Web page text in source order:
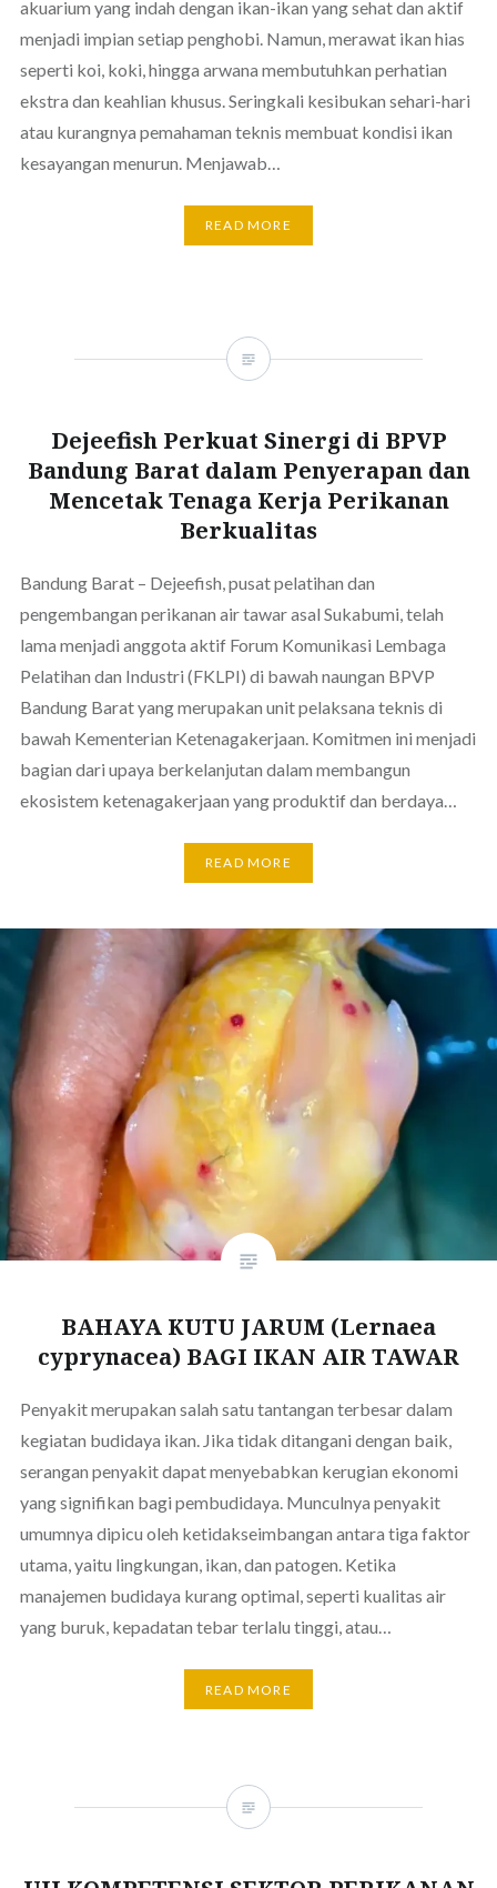
akuarium yang indah dengan ikan-ikan yang sehat dan aktif
menjadi impian setiap penghobi. Namun, merawat ikan hias
seperti koi, koki, hingga arwana membutuhkan perhatian
ekstra dan keahlian khusus. Seringkali kesibukan sehari-hari
atau kurangnya pemahaman teknis membuat kondisi ikan
kesayangan menurun. Menjawab…
READ MORE
Dejeefish Perkuat Sinergi di BPVP
Bandung Barat dalam Penyerapan dan
Mencetak Tenaga Kerja Perikanan
Berkualitas
Bandung Barat – Dejeefish, pusat pelatihan dan
pengembangan perikanan air tawar asal Sukabumi, telah
lama menjadi anggota aktif Forum Komunikasi Lembaga
Pelatihan dan Industri (FKLPI) di bawah naungan BPVP
Bandung Barat yang merupakan unit pelaksana teknis di
bawah Kementerian Ketenagakerjaan. Komitmen ini menjadi
bagian dari upaya berkelanjutan dalam membangun
ekosistem ketenagakerjaan yang produktif dan berdaya…
READ MORE
BAHAYA KUTU JARUM (Lernaea
cyprynacea) BAGI IKAN AIR TAWAR
Penyakit merupakan salah satu tantangan terbesar dalam
kegiatan budidaya ikan. Jika tidak ditangani dengan baik,
serangan penyakit dapat menyebabkan kerugian ekonomi
yang signifikan bagi pembudidaya. Munculnya penyakit
umumnya dipicu oleh ketidakseimbangan antara tiga faktor
utama, yaitu lingkungan, ikan, dan patogen. Ketika
manajemen budidaya kurang optimal, seperti kualitas air
yang buruk, kepadatan tebar terlalu tinggi, atau…
READ MORE